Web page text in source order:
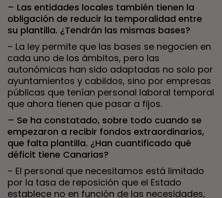
– Las entidades locales también tienen la
obligación de reducir la temporalidad entre
su plantilla. ¿Tendrán las mismas bases?
– La ley permite que las bases se negocien en
cada uno de los ámbitos, pero las
autonómicas han sido adaptadas no solo por
ayuntamientos y cabildos, sino por empresas
públicas que tenían personal laboral temporal
que ahora tienen que pasar a fijos.
– Se ha constatado, sobre todo cuando se
empezaron a recibir fondos extraordinarios,
que falta plantilla. ¿Han cuantificado qué
déficit tiene Canarias?
– El personal que necesitamos está limitado
por la tasa de reposición que el Estado
establece no en función de las necesidades,